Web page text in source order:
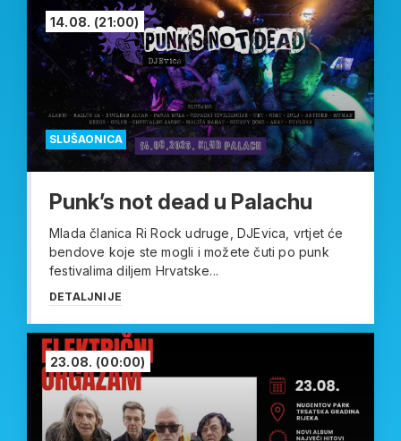
SLUŠAONICA
14.08. (21:00)
Punk’s not dead u Palachu
Mlada članica Ri Rock udruge, DJEvica, vrtjet će
bendove koje ste mogli i možete čuti po punk
festivalima diljem Hrvatske...
DETALJNIJE
23.08. (00:00)